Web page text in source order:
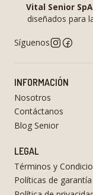
Vital Senior SpA
diseñados para
Síguenos
INFORMACIÓN
Nosotros
Contáctanos
Blog Senior
LEGAL
Términos y
Políticas de